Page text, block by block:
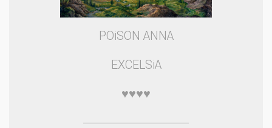
POiSON ANNA
EXCELSiA
♥♥♥♥